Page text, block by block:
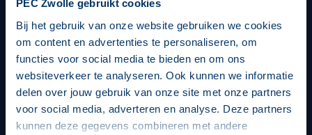
PEC Zwolle gebruikt cookies
Bij het gebruik van onze website gebruiken we cookies
om content en advertenties te personaliseren, om
functies voor social media te bieden en om ons
websiteverkeer te analyseren. Ook kunnen we informatie
delen over jouw gebruik van onze site met onze partners
voor social media, adverteren en analyse. Deze partners
kunnen deze gegevens combineren met andere